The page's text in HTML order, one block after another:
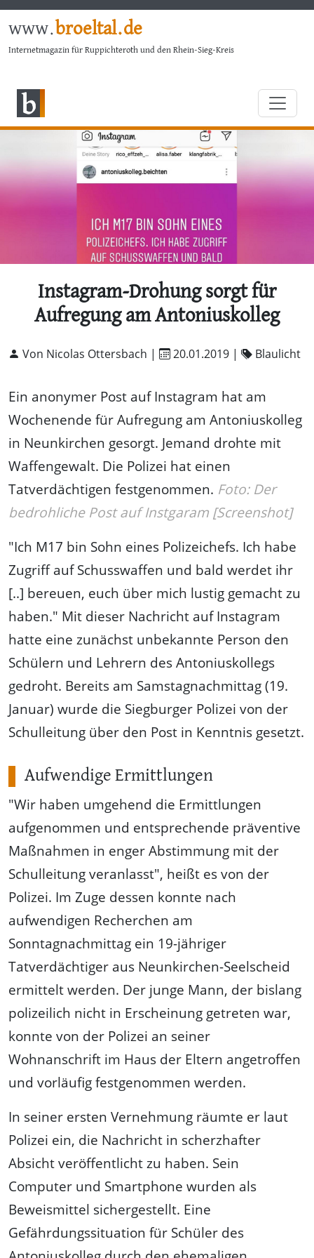
www.broeltal.de
Internetmagazin für Ruppichteroth und den Rhein-Sieg-Kreis
Instagram-Drohung sorgt für
Aufregung am Antoniuskolleg
Von Nicolas Ottersbach | 20.01.2019 | Blaulicht
Ein anonymer Post auf Instagram hat am
Wochenende für Aufregung am Antoniuskolleg
in Neunkirchen gesorgt. Jemand drohte mit
Waffengewalt. Die Polizei hat einen
Tatverdächtigen festgenommen. Foto: Der
bedrohliche Post auf Instgaram [Screenshot]
"Ich M17 bin Sohn eines Polizeichefs. Ich habe
Zugriff auf Schusswaffen und bald werdet ihr
[..] bereuen, euch über mich lustig gemacht zu
haben." Mit dieser Nachricht auf Instagram
hatte eine zunächst unbekannte Person den
Schülern und Lehrern des Antoniuskollegs
gedroht. Bereits am Samstagnachmittag (19.
Januar) wurde die Siegburger Polizei von der
Schulleitung über den Post in Kenntnis gesetzt.
Aufwendige Ermittlungen
"Wir haben umgehend die Ermittlungen
aufgenommen und entsprechende präventive
Maßnahmen in enger Abstimmung mit der
Schulleitung veranlasst", heißt es von der
Polizei. Im Zuge dessen konnte nach
aufwendigen Recherchen am
Sonntagnachmittag ein 19-jähriger
Tatverdächtiger aus Neunkirchen-Seelscheid
ermittelt werden. Der junge Mann, der bislang
polizeilich nicht in Erscheinung getreten war,
konnte von der Polizei an seiner
Wohnanschrift im Haus der Eltern angetroffen
und vorläufig festgenommen werden.
In seiner ersten Vernehmung räumte er laut
Polizei ein, die Nachricht in scherzhafter
Absicht veröffentlicht zu haben. Sein
Computer und Smartphone wurden als
Beweismittel sichergestellt. Eine
Gefährdungssituation für Schüler des